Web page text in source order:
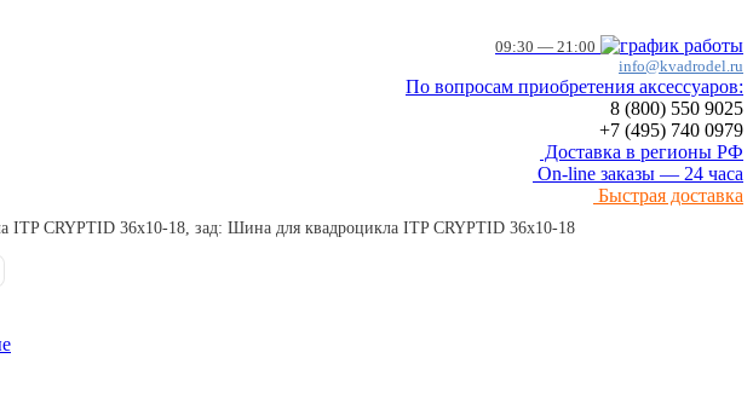
09:30 — 21:00
info@kvadrodel.ru
По вопросам приобретения аксессуаров:
8 (800) 550 9025
+7 (495) 740 0979
Доставка в регионы РФ
On-line заказы — 24 часа
Быстрая доставка
CRYPTID 36x10-18, зад: Шина для квадроцикла ITP CRYPTID 36x10-18